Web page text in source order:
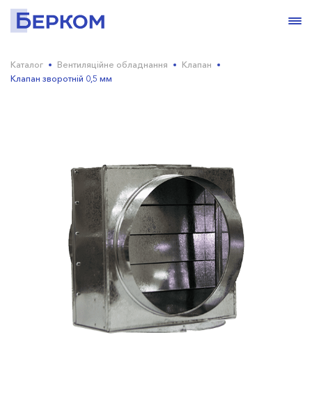
Каталог Вентиляційне обладнання
Клапан
Клапан зворотній 0,5 мм